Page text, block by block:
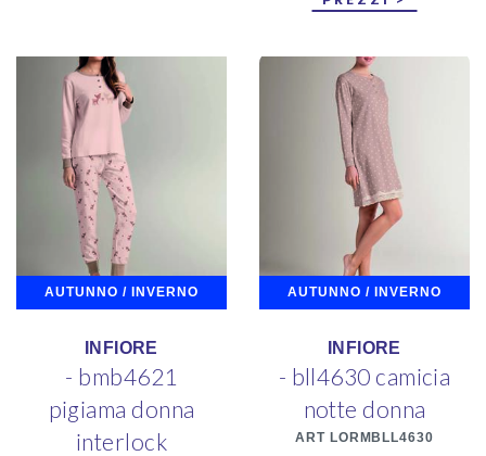
AUTUNNO / INVERNO
INFIORE
- bmb4621
pigiama donna
interlock
AUTUNNO / INVERNO
INFIORE
- bll4630 camicia
notte donna
ART LORMBLL4630